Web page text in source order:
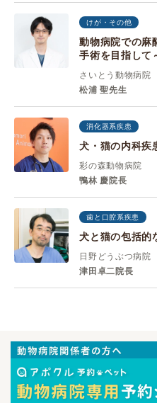
けが・その他
動物病院での麻
手術を目指して
さいとう動物病
松浦 聖先生
消化器系疾患
犬・猫の内科疾
彩の森動物病院
鴨林 慶院長
歯と口腔系疾患
犬と猫の包括的
日野どうぶつ病院
津田卓二院長